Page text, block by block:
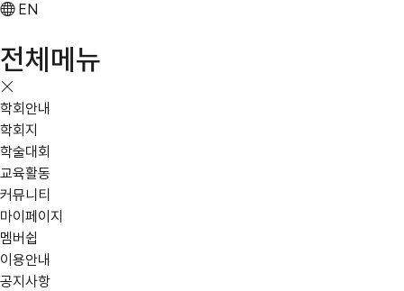
EN
전체메뉴
학회안내
학회지
학술대회
교육활동
커뮤니티
마이페이지
멤버쉽
이용안내
공지사항